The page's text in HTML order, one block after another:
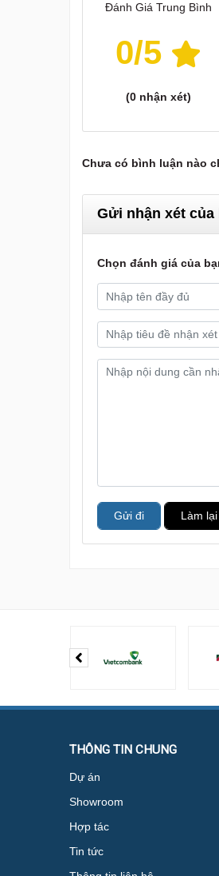
Đánh Giá Trung Bình
0/5
(0nhận xét)
Chưa có bình luận nào
Gửi nhận xét của
Chọn đánh giá của
Gửi đi Làm lại
THÔNG TIN CHUNG
Dự án
Showroom
Hợp tác
Tin tức